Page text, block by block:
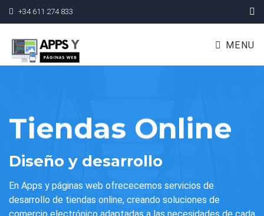
+34 611 274 833
MENU
Tiendas Online
Diseño y desarrollo
En Apps y páginas web ofrececemos servicios de
desarrollo de tiendas online, creando soluciones de